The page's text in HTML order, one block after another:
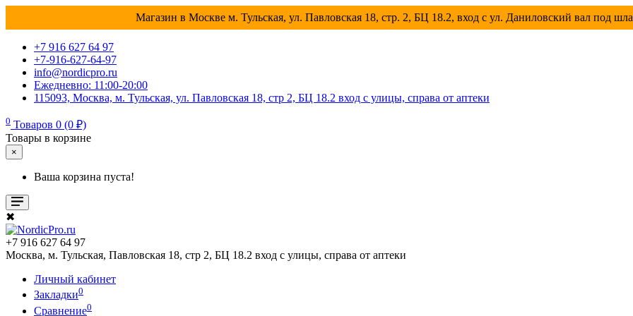
Магазин в Москве м. Тульская, ул. Павловская 18, стр. 2, БЦ 18.2, вход с ул. Даниловский вал под
+7 916 627 64 97
+7-916-627-64-97
info@nordicpro.ru
Ежедневно: 11:00-20:00
115093, Москва, м. Тульская, ул. Павловская 18, стр 2, БЦ 18.2 вход с улицы, справа от аптеки
0 Товаров 0 (0 ₽)
Товары в корзине
×
Ваша корзина пуста!
✖
+7 916 627 64 97
Москва, м. Тульская, Павловская 18, стр 2, БЦ 18.2 вход с улицы, справа от аптеки
Личный кабинет
Закладки0
Сравнение0